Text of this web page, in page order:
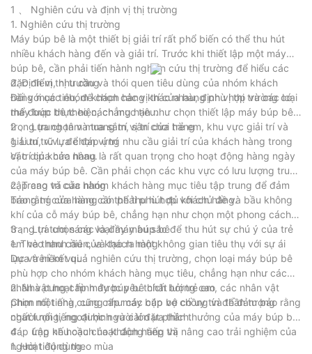
1 、 Nghiên cứu và định vị thị trường
1. Nghiên cứu thị trường
Máy búp bê là một thiết bị giải trí rất phổ biến có thể thu hút
nhiều khách hàng đến và giải trí. Trước khi thiết lập một máy
búp bê, cần phải tiến hành nghiên cứu thị trường để hiểu các
đặc điểm, nhu cầu và thói quen tiêu dùng của nhóm khách
hàng mục tiêu, để chọn các vị trí cửa hàng phù hợp và các loại
máy búp bê theo cách mục tiêu.
2. Định vị thị trường
Đối với các nhóm khách hàng khác nhau, định vị thị trường có
thể được thực hiện, chẳng hạn như chọn thiết lập máy búp bê
trong trung tâm mua sắm, sân chơi trẻ em, khu vực giải trí và
giải trí, v.v., để đáp ứng nhu cầu giải trí của khách hàng trong
các dịp khác nhau.
2 、 Lựa chọn và trang trí vị trí cửa hàng
1. Lưu trữ lựa chọn vị trí
Vị trí của cửa hàng là rất quan trọng cho hoạt động hàng ngày
của máy búp bê. Cần phải chọn các khu vực có lưu lượng truy
cập cao và các nhóm khách hàng mục tiêu tập trung để đảm
bảo rằng cửa hàng có thể thu hút đủ khách hàng.
2. Trang trí cửa hàng
Trang trí cửa hàng cần phải phù hợp với chủ đề và bầu không
khí của cỗ máy búp bê, chẳng hạn như chọn một phong cách
trang trí tươi sáng và đầy màu sắc để thu hút sự chú ý của trẻ
em và thanh niên, và tạo ra một không gian tiêu thụ với sự ái
lực và niềm vui.
3 、 Lựa chọn các loại máy búp bê
1. Theo nhu cầu của khách hàng
Dựa trên kết quả nghiên cứu thị trường, chọn loại máy búp bê
phù hợp cho nhóm khách hàng mục tiêu, chẳng hạn như các
nhân vật hoạt hình được yêu thích bởi trẻ em, các nhân vật
phim nổi tiếng, cũng như các cặp vợ chồng và thần tượng
người nổi tiếng được người lớn ưa thích.
2. Nhà cung cấp máy búp bê chất lượng cao
Chọn một nhà cung cấp máy búp bê có uy tín để đảm bảo rằng
chất lượng, ngoại hình và cài đặt phần thưởng của máy búp bê
đáp ứng nhu cầu của khách hàng và nâng cao trải nghiệm của
người tiêu dùng.
4 、 Lập kế hoạch hoạt động tiếp thị
1. Hoạt động theo mùa